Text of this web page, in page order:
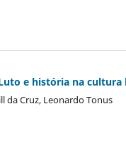
e história na
da Cruz, Leonardo Tonus